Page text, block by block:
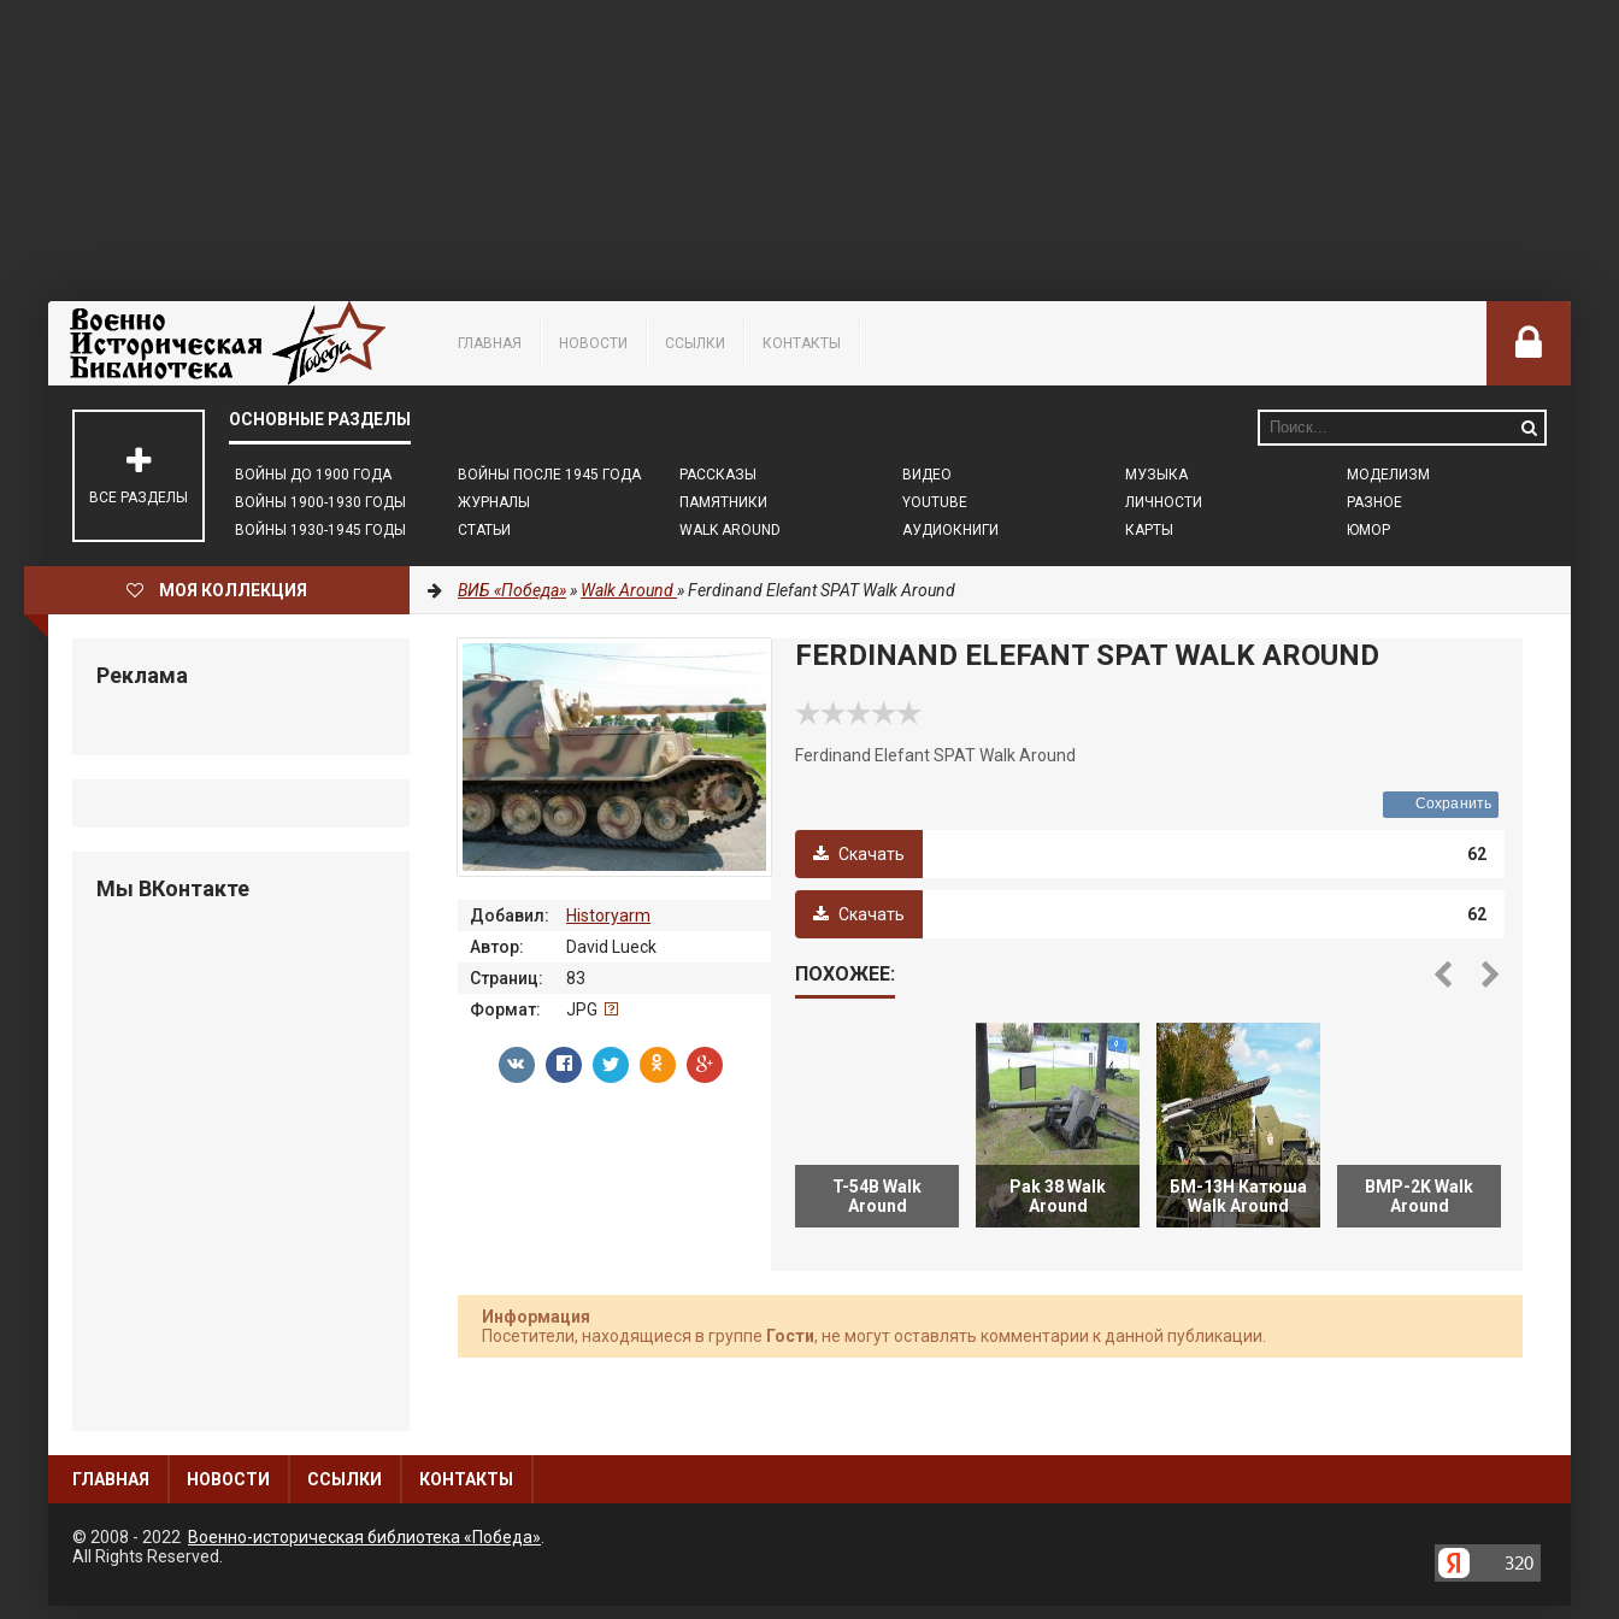
ГЛАВНАЯ НОВОСТИ ССЫЛКИ КОНТАКТЫ
ВОЙНЫ ДО 1900 ГОДА
ВОЙНЫ 1900-1930 ГОДЫ
ВОЙНЫ 1930-1945 ГОДЫ
ВОЙНЫ ПОСЛЕ 1945 ГОДА
ЖУРНАЛЫ
СТАТЬИ
РАССКАЗЫ
ПАМЯТНИКИ
WALK AROUND
ВИДЕО
YOUTUBE
АУДИОКНИГИ
МУЗЫКА
ЛИЧНОСТИ
КАРТЫ
МОДЕЛИЗМ
РАЗНОЕ
ЮМОР
ВСЕ РАЗДЕЛЫ
МОЯ КОЛЛЕКЦИЯ ВИБ «Победа»» Walk Around» Ferdinand Elefant SPAT Walk Around
FERDINAND ELEFANT SPAT WALK AROUND
Ferdinand Elefant SPAT Walk Around
Сохранить
Скачать 62
Скачать 62
Добавил:
Historyarm
Автор:
David Lueck
Страниц:
83
Формат:
JPG
ПОХОЖЕЕ:
T-54B Walk
Around
Pak 38 Walk
Around
БМ-13Н Катюша
Walk Around
BMP-2K Walk
Around
Информация
Посетители, находящиеся в группе Гости, не могут оставлять комментарии к данной публикации.
Реклама
Мы ВКонтакте
ГЛАВНАЯ НОВОСТИ ССЫЛКИ КОНТАКТЫ
© 2008 - 2022 Военно-историческая библиотека «Победа»
All Rights Reserved.